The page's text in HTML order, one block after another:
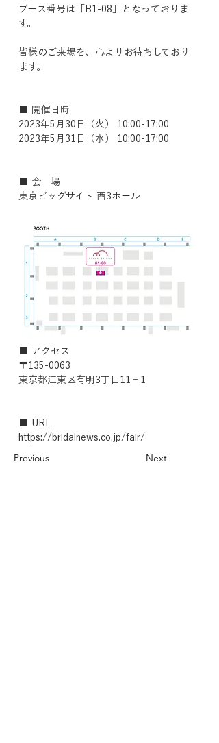
ブース番号は「B1-08」となっておりま
す。
皆様のご来場を、心よりお待ちしており
ます。
■ 開催日時
2023年5月30日（火） 10:00-17:00
2023年5月31日（水） 10:00-17:00
■ 会　場
東京ビッグサイト 西3ホール
■ アクセス
〒135-0063
東京都江東区有明3丁目11−1
■ URL
https://bridalnews.co.jp/fair/
Previous Next